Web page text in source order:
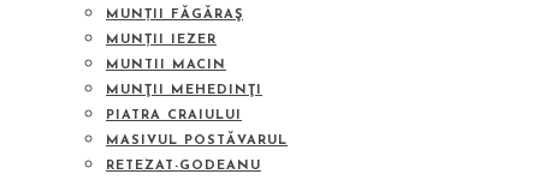
MUNȚII FĂGĂRAŞ
MUNȚII IEZER
MUNTII MACIN
MUNŢII MEHEDINŢI
PIATRA CRAIULUI
MASIVUL POSTĂVARUL
RETEZAT-GODEANU